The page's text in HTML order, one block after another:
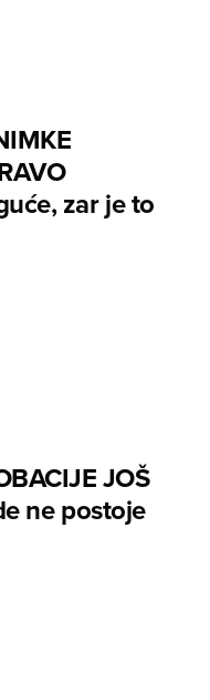
zar je to
JOŠ
ne postoje